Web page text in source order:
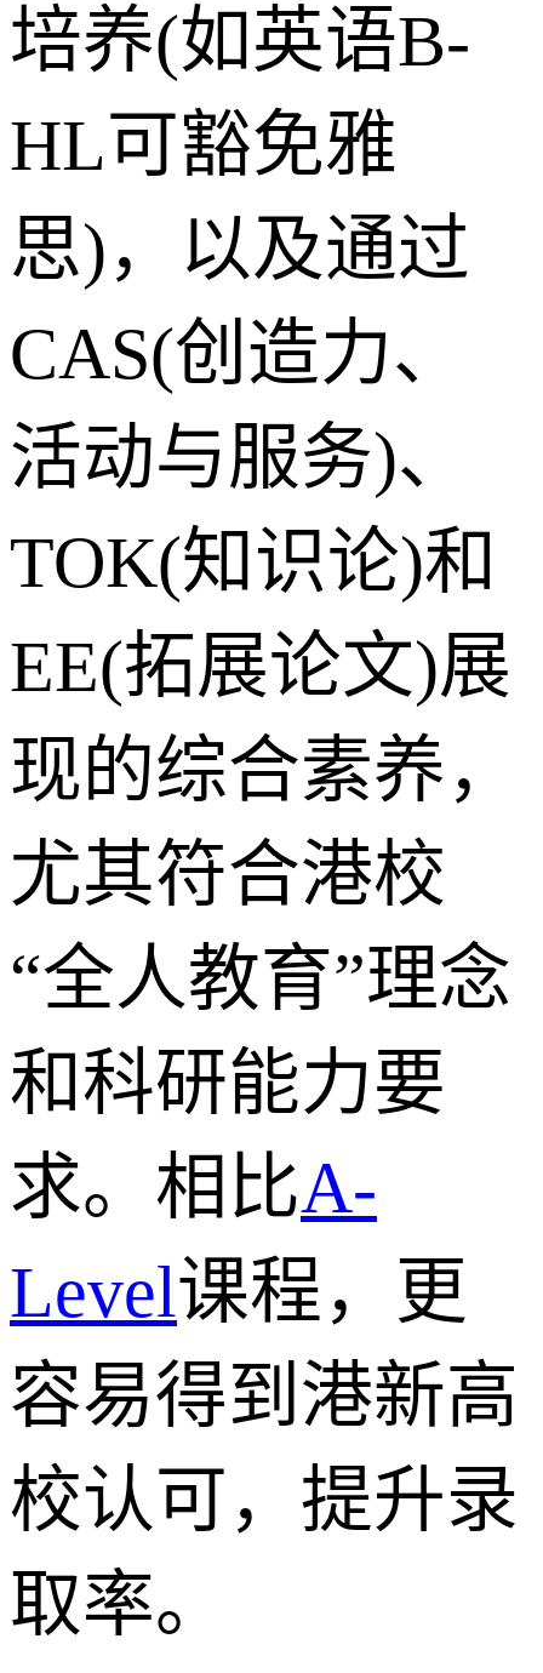
培养(如英语B-
HL可豁免雅
思)，以及通过
CAS(创造力、
活动与服务)、
TOK(知识论)和
EE(拓展论文)展
现的综合素养，
尤其符合港校
“全人教育”理念
和科研能力要
求。相比A-
Level课程，更
容易得到港新高
校认可，提升录
取率。